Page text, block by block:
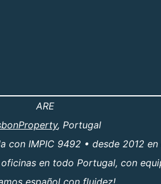
ARE
, Portugal
con IMPIC 9492 • desde 2012
en todo Portugal, con
español con fluidez!